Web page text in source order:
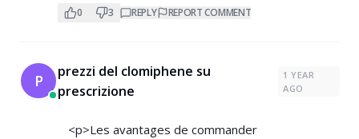
0 3 REPLY REPORT COMMENT
P
prezzi del clomiphene su
prescrizione
1 YEAR
AGO
<p>Les avantages de commander